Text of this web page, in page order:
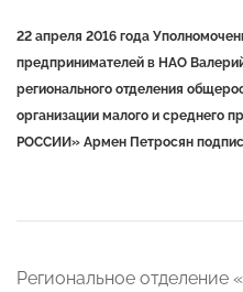
22 апреля 2016 года
предпринимателей в НАО
регионального отделения
организации малого и среднего
РОССИИ» Армен Петросян
Региональное